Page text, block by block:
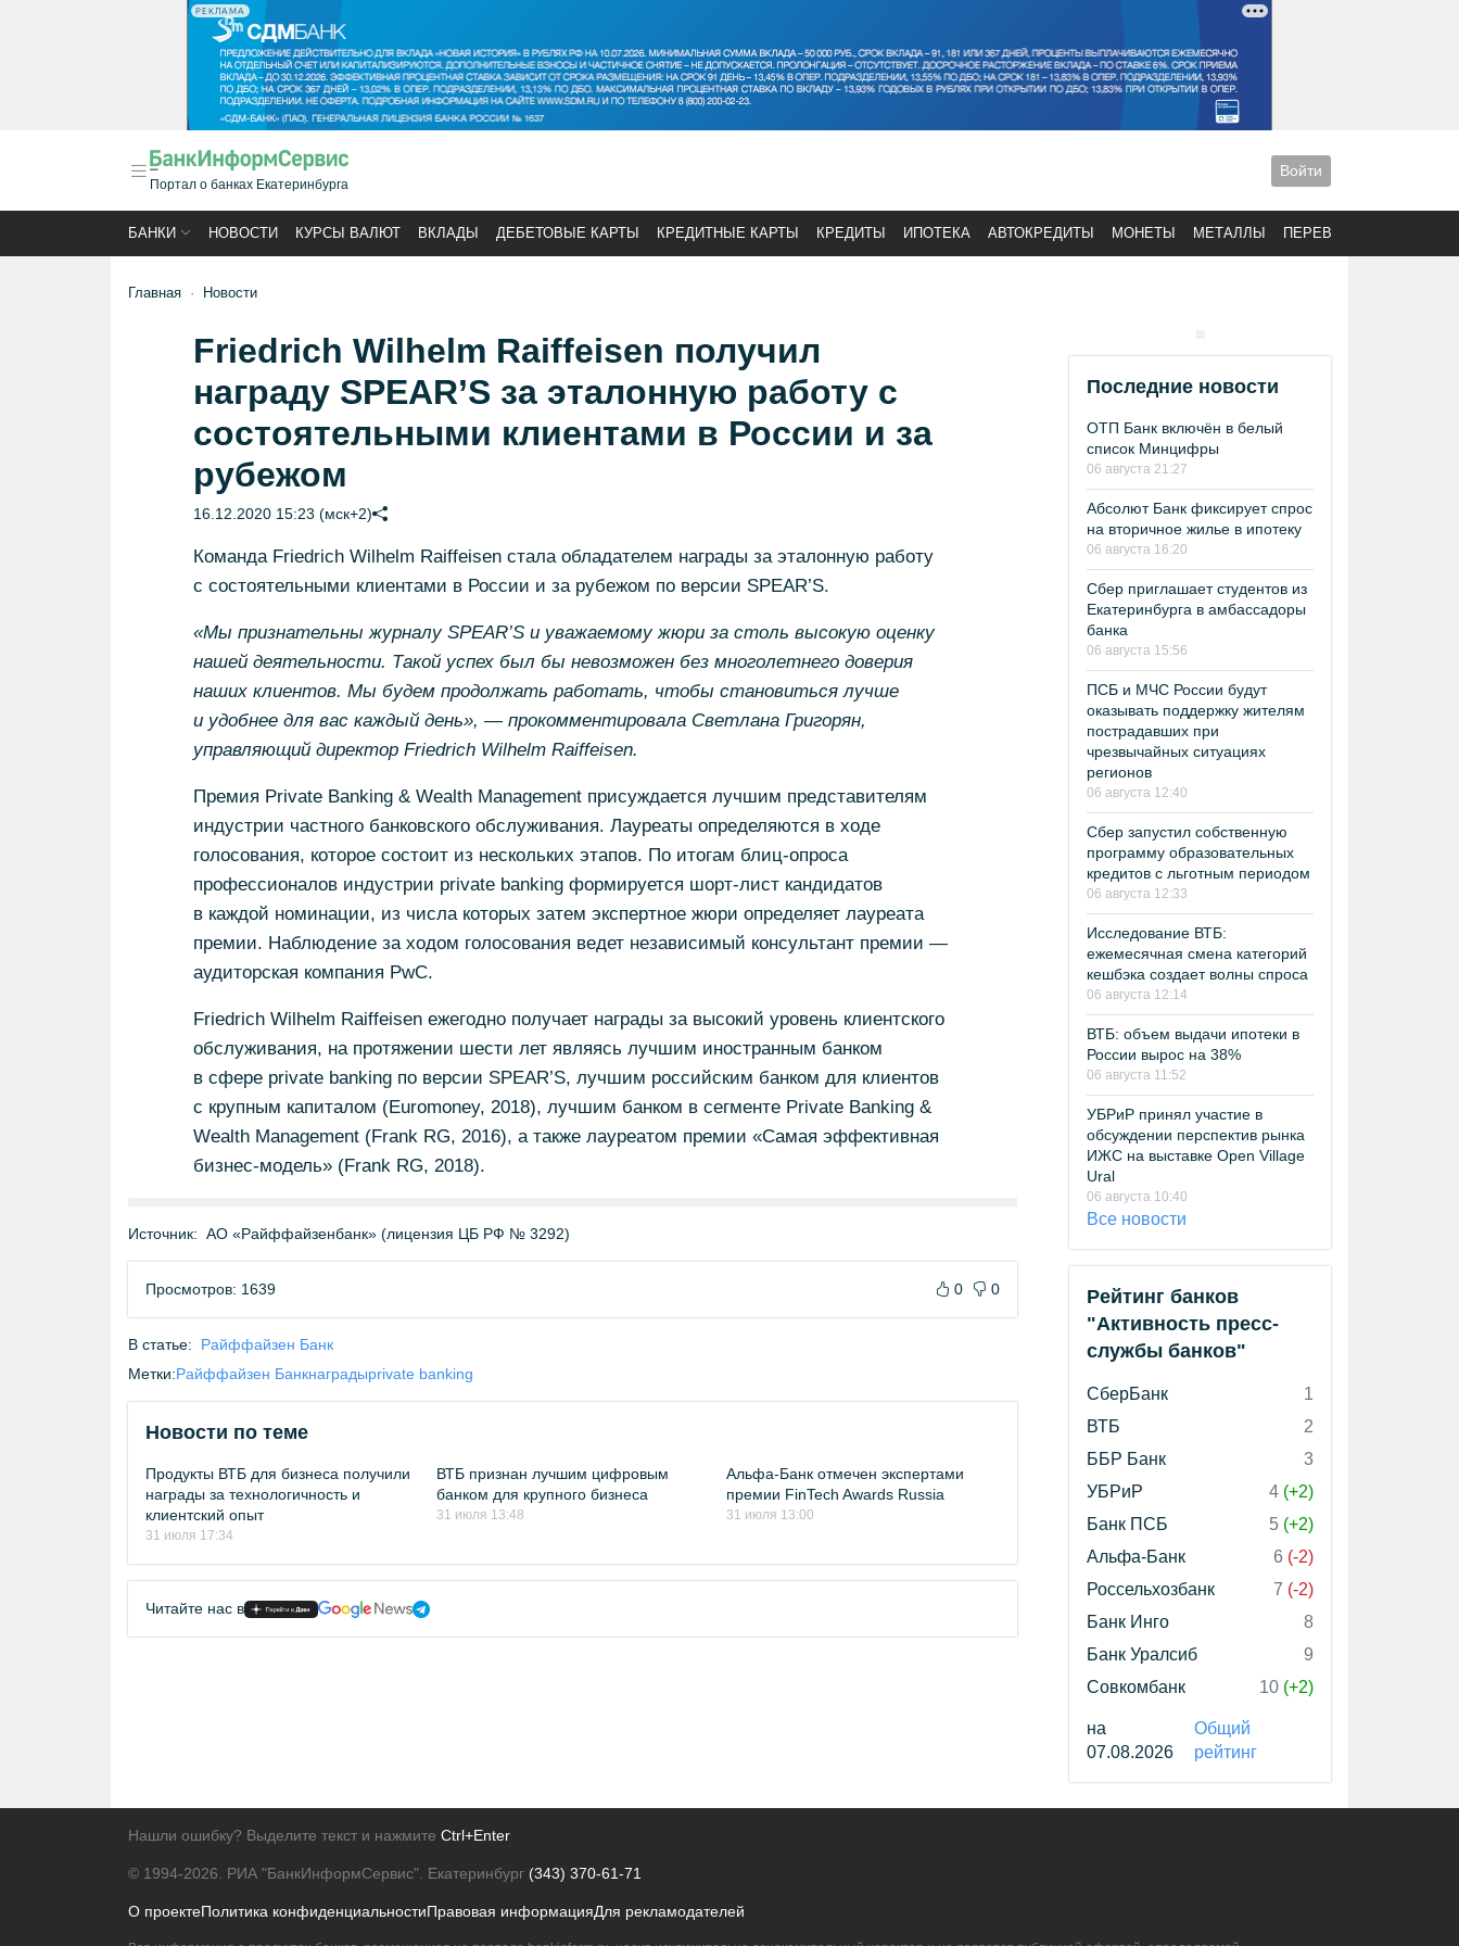
РЕКЛАМА
Портал о банках Екатеринбурга
Войти
БАНКИ НОВОСТИ КУРСЫ ВАЛЮТ ВКЛАДЫ ДЕБЕТОВЫЕ КАРТЫ КРЕДИТНЫЕ КАРТЫ КРЕДИТЫ ИПОТЕКА АВТОКРЕДИТЫ МОНЕТЫ МЕТАЛЛЫ ПЕРЕВОДЫ
Главная Новости
Friedrich Wilhelm Raiffeisen получил
награду SPEAR’S за эталонную работу с
состоятельными клиентами в России и за
рубежом
16.12.2020 15:23 (мск+2)
Команда Friedrich Wilhelm Raiffeisen стала обладателем награды за эталонную работу
с состоятельными клиентами в России и за рубежом по версии SPEAR’S.
«Мы признательны журналу SPEAR’S и уважаемому жюри за столь высокую оценку
нашей деятельности. Такой успех был бы невозможен без многолетнего доверия
наших клиентов. Мы будем продолжать работать, чтобы становиться лучше
и удобнее для вас каждый день», — прокомментировала Светлана Григорян,
управляющий директор Friedrich Wilhelm Raiffeisen.
Премия Private Banking & Wealth Management присуждается лучшим представителям
индустрии частного банковского обслуживания. Лауреаты определяются в ходе
голосования, которое состоит из нескольких этапов. По итогам блиц-опроса
профессионалов индустрии private banking формируется шорт-листкандидатов
в каждой номинации, из числа которых затем экспертное жюри определяет лауреата
премии. Наблюдение за ходом голосования ведет независимый консультант премии —
аудиторская компания PwC.
Friedrich Wilhelm Raiffeisen ежегодно получает награды за высокий уровень клиентского
обслуживания, на протяжении шести лет являясь лучшим иностранным банком
в сфере private banking по версии SPEAR’S, лучшим российским банком для клиентов
с крупным капиталом (Euromoney, 2018), лучшим банком в сегменте Private Banking &
Wealth Management (Frank RG, 2016), а также лауреатом премии «Самая эффективная
бизнес-модель» (Frank RG, 2018).
Источник: АО «Райффайзенбанк» (лицензия ЦБ РФ № 3292)
Просмотров: 1639 0 0
В статье:
Райффайзен Банк
Метки:Райффайзен Банкнаградыprivate banking
Новости по теме
Продукты ВТБ для бизнеса получили
награды за технологичность и
клиентский опыт
31 июля 17:34
ВТБ признан лучшим цифровым
банком для крупного бизнеса
31 июля 13:48
Альфа-Банк отмечен экспертами
премии FinTech Awards Russia
31 июля 13:00
Читайте нас в
Последние новости
ОТП Банк включён в белый
список Минцифры
06 августа 21:27
Абсолют Банк фиксирует спрос
на вторичное жилье в ипотеку
06 августа 16:20
Сбер приглашает студентов из
Екатеринбурга в амбассадоры
банка
06 августа 15:56
ПСБ и МЧС России будут
оказывать поддержку жителям
пострадавших при
чрезвычайных ситуациях
регионов
06 августа 12:40
Сбер запустил собственную
программу образовательных
кредитов с льготным периодом
06 августа 12:33
Исследование ВТБ:
ежемесячная смена категорий
кешбэка создает волны спроса
06 августа 12:14
ВТБ: объем выдачи ипотеки в
России вырос на 38%
06 августа 11:52
УБРиР принял участие в
обсуждении перспектив рынка
ИЖС на выставке Open Village
Ural
06 августа 10:40
Все новости
Рейтинг банков
"Активность пресс-
службы банков"
СберБанк
1
ВТБ
2
ББР Банк
3
УБРиР
4 (+2)
Банк ПСБ
5 (+2)
Альфа-Банк
6 (-2)
Россельхозбанк
7 (-2)
Банк Инго
8
Банк Уралсиб
9
Совкомбанк
10 (+2)
на
07.08.2026
Общий
рейтинг
Нашли ошибку? Выделите текст и нажмите Ctrl+Enter
© 1994-2026. РИА "БанкИнформСервис". Екатеринбург (343) 370-61-71
О проектеПолитика конфиденциальностиПравовая информацияДля рекламодателей